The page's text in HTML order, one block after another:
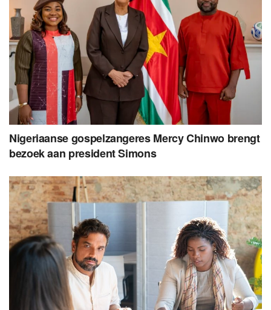
Nigeriaanse gospelzangeres Mercy Chinwo brengt
bezoek aan president Simons